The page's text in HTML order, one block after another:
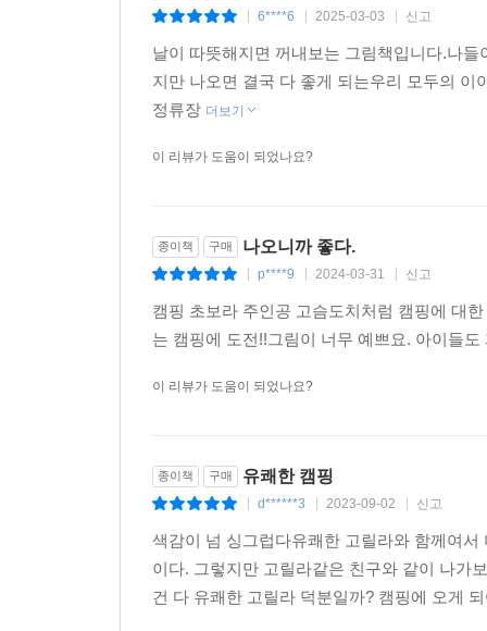
6****6 2025-03-03 신고
날이 따뜻해지면 꺼내보는 그림책입니다.나
지만 나오면 결국 다 좋게 되는우리 모두의
정류장 더보기
이 리뷰가 도움이 되었나요?
종이책 구매 나오니까 좋다.
p****9 2024-03-31 신고
캠핑 초보라 주인공 고슴도치처럼 캠핑에 대
는 캠핑에 도전!!그림이 너무 예쁘요. 아이들
이 리뷰가 도움이 되었나요?
종이책 구매 유쾌한 캠핑
d******3 2023-09-02 신고
색감이 넘 싱그럽다유쾌한 고릴라와 함께여
이다. 그렇지만 고릴라같은 친구와 같이 나가
건 다 유쾌한 고릴라 덕분일까? 캠핑에 오게